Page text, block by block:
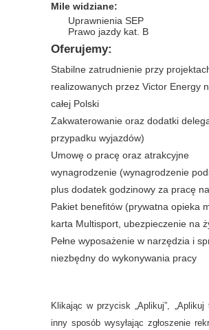
Mile widziane:
Uprawnienia SEP
Prawo jazdy kat. B
Oferujemy:
Stabilne zatrudnienie przy
realizowanych przez Victor Energy
całej Polski
Zakwaterowanie oraz dodatki
przypadku wyjazdów)
Umowę o pracę oraz atrakcyjne
wynagrodzenie (wynagrodzenie
plus dodatek godzinowy za pracę
Pakiet benefitów (prywatna opieka
karta Multisport, ubezpieczenie na
Pełne wyposażenie w narzędzia i
niezbędny do wykonywania pracy
Klikając w przycisk „Aplikuj”, „Aplikuj
inny sposób wysyłając zgłoszenie